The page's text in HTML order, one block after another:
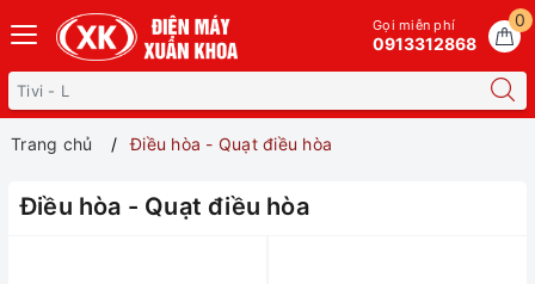
0
Gọi miễn phí
0913312868
Trang chủ Điều hòa - Quạt điều hòa
Điều hòa - Quạt điều hòa